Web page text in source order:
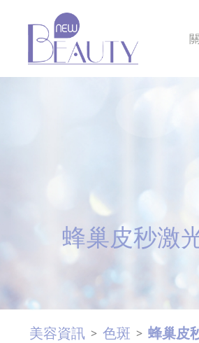
蜂巢皮秒激
美容資訊 > 色斑 > 蜂巢皮